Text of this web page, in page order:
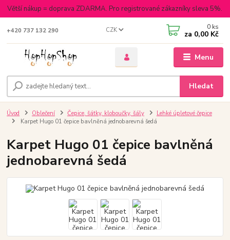
Větší nákup = doprava ZDARMA. Pro registrované zákazníky sleva 5%.
Menu
CZK
Hledat
+420 737 132 290 0 ks
za 0,00 Kč
Úvod Oblečení Čepice, šátky, kloboučky, šály
Lehké úpletové čepice
Karpet Hugo 01 čepice bavlněná jednobarevná šedá
Karpet Hugo 01 čepice bavlněná
jednobarevná šedá